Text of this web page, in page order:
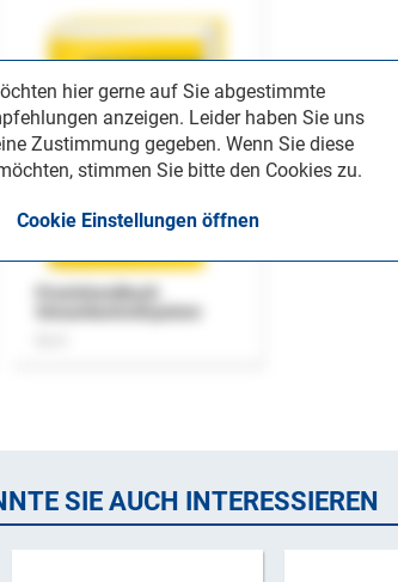
hier gerne auf Sie abgestimmte
anzeigen. Leider haben Sie uns
Zustimmung gegeben. Wenn Sie diese
stimmen Sie bitte den Cookies zu.
Cookie Einstellungen öffnen
Praxishandbuch
SIE AUCH INTERESSIEREN